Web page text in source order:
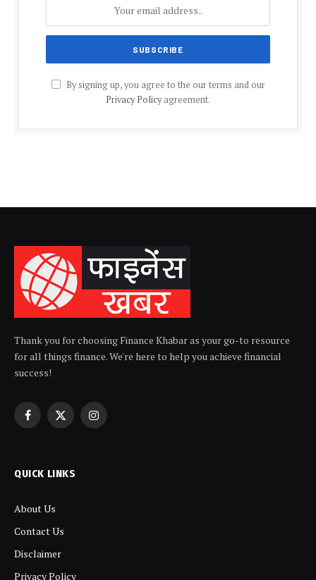
By signing up, you agree to the our terms and our
Privacy Policyagreement.
Thank you for choosing Finance Khabar as your go-to resource
for all things finance. We're here to help you achieve financial
success!
Facebook
X
Instagram
QUICK LINKS
About Us
Contact Us
Disclaimer
Privacy Policy